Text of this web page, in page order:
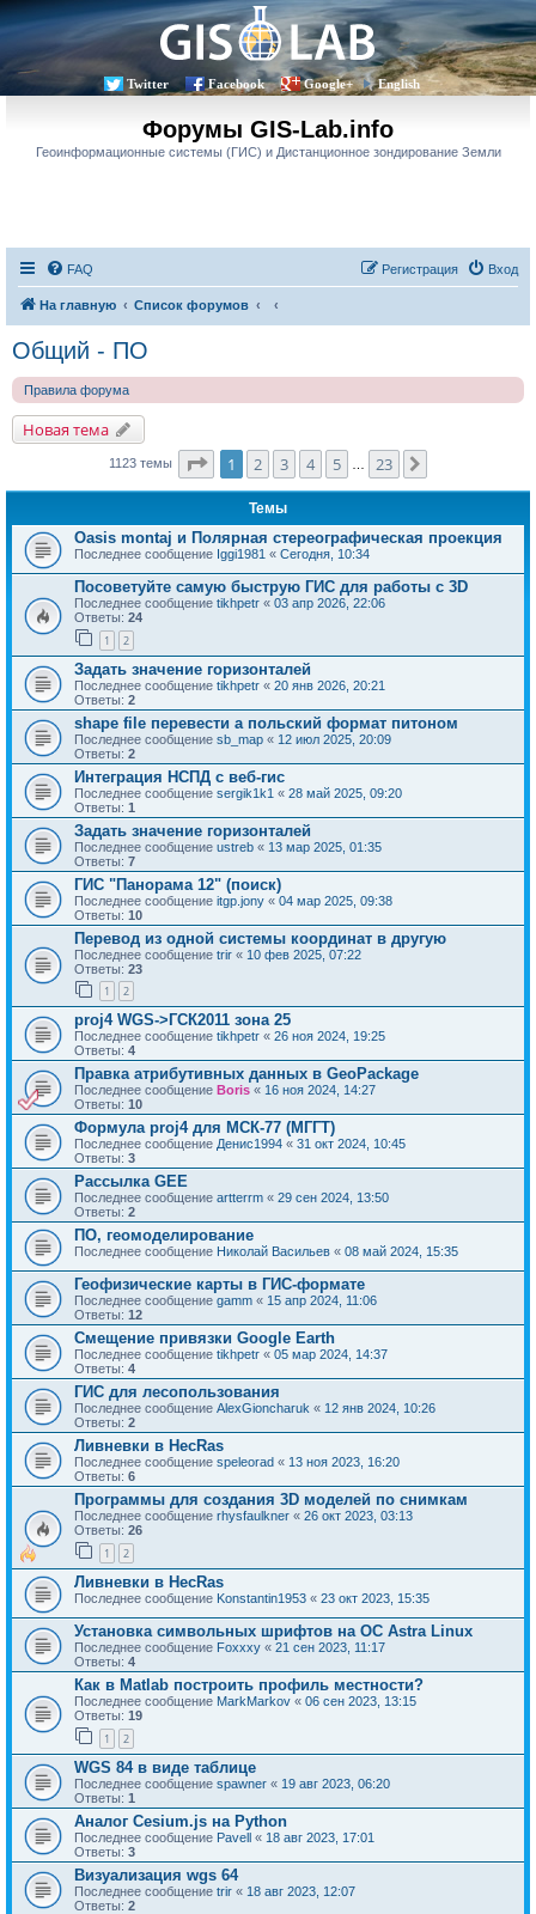
Twitter Facebook Google+ English
Форумы GIS-Lab.info
Геоинформационные системы (ГИС) и Дистанционное зондирование Земли
FAQ Вход
Регистрация
На главную Список форумов
Общий - ПО
Правила форума
Новая тема
1123 темы Страница1 из
1 2 3 4 5 23
Темы
Oasis montaj и Полярная стереографическая проекция
Последнее сообщение Iggi1981 « Сегодня, 10:34
Посоветуйте самую быструю ГИС для работы с 3D
Последнее сообщение tikhpetr « 03 апр 2026, 22:06
Ответы: 24
1 2
Задать значение горизонталей
Последнее сообщение tikhpetr « 20 янв 2026, 20:21
Ответы: 2
shape file перевести а польский формат питоном
Последнее сообщение sb_map « 12 июл 2025, 20:09
Ответы: 2
Интеграция НСПД с веб-гис
Последнее сообщение sergik1k1 « 28 май 2025, 09:20
Ответы: 1
Задать значение горизонталей
Последнее сообщение ustreb « 13 мар 2025, 01:35
Ответы: 7
ГИС "Панорама 12" (поиск)
Последнее сообщение itgp.jony « 04 мар 2025, 09:38
Ответы: 10
Перевод из одной системы координат в другую
Последнее сообщение trir « 10 фев 2025, 07:22
Ответы: 23
1 2
proj4 WGS->ГСК2011 зона 25
Последнее сообщение tikhpetr « 26 ноя 2024, 19:25
Ответы: 4
Правка атрибутивных данных в GeoPackage
Последнее сообщение Boris « 16 ноя 2024, 14:27
Ответы: 10
Формула proj4 для МСК-77 (МГГТ)
Последнее сообщение Денис1994 « 31 окт 2024, 10:45
Ответы: 3
Рассылка GEE
Последнее сообщение artterrm « 29 сен 2024, 13:50
Ответы: 2
ПО, геомоделирование
Последнее сообщение Николай Васильев « 08 май 2024, 15:35
Геофизические карты в ГИС-формате
Последнее сообщение gamm « 15 апр 2024, 11:06
Ответы: 12
Смещение привязки Google Earth
Последнее сообщение tikhpetr « 05 мар 2024, 14:37
Ответы: 4
ГИС для лесопользования
Последнее сообщение AlexGioncharuk « 12 янв 2024, 10:26
Ответы: 2
Ливневки в HecRas
Последнее сообщение speleorad « 13 ноя 2023, 16:20
Ответы: 6
Программы для создания 3D моделей по снимкам
Последнее сообщение rhysfaulkner « 26 окт 2023, 03:13
Ответы: 26
1 2
Ливневки в HecRas
Последнее сообщение Konstantin1953 « 23 окт 2023, 15:35
Установка символьных шрифтов на ОС Astra Linux
Последнее сообщение Foxxxy « 21 сен 2023, 11:17
Ответы: 4
Как в Matlab построить профиль местности?
Последнее сообщение MarkMarkov « 06 сен 2023, 13:15
Ответы: 19
1 2
WGS 84 в виде таблице
Последнее сообщение spawner « 19 авг 2023, 06:20
Ответы: 1
Аналог Cesium.js на Python
Последнее сообщение Pavell « 18 авг 2023, 17:01
Ответы: 3
Визуализация wgs 64
Последнее сообщение trir « 18 авг 2023, 12:07
Ответы: 2